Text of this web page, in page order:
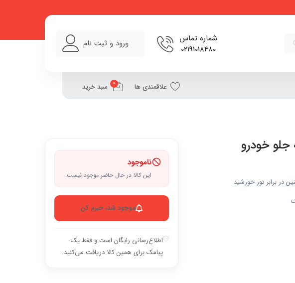
شماره تماس
02191018480
ورود و ثبت نام
علاقمندی ها 0 سبد خرید
جلو خودرو
در برابر نور خورشید
ناموجود
این کالا در حال حاضر موجود نیست.
موجود شد، خبرم کن
اطلاع‌رسانی رایگان است و فقط یک
پیامک برای همین کالا دریافت می‌کنید.